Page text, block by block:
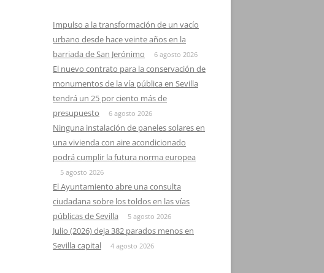
Impulso a la transformación de un vacío
urbano desde hace veinte años en la
barriada de San Jerónimo
6 agosto 2026
El nuevo contrato para la conservación de
monumentos de la vía pública en Sevilla
tendrá un 25 por ciento más de
presupuesto
6 agosto 2026
Ninguna instalación de paneles solares en
una vivienda con aire acondicionado
podrá cumplir la futura norma europea
5 agosto 2026
El Ayuntamiento abre una consulta
ciudadana sobre los toldos en las vías
públicas de Sevilla
5 agosto 2026
Julio (2026) deja 382 parados menos en
Sevilla capital
4 agosto 2026